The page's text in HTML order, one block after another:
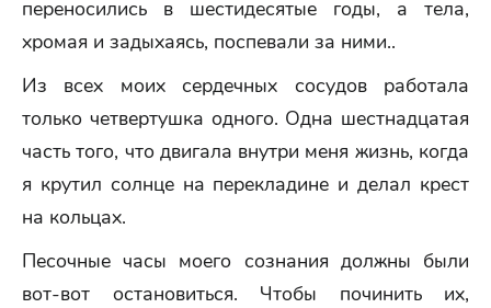
переносились в шестидесятые годы, а тела,
хромая и задыхаясь, поспевали за ними..
Из всех моих сердечных сосудов работала
только четвертушка одного. Одна шестнадцатая
часть того, что двигала внутри меня жизнь, когда
я крутил солнце на перекладине и делал крест
на кольцах.
Песочные часы моего сознания должны были
вот-вот остановиться. Чтобы починить их,